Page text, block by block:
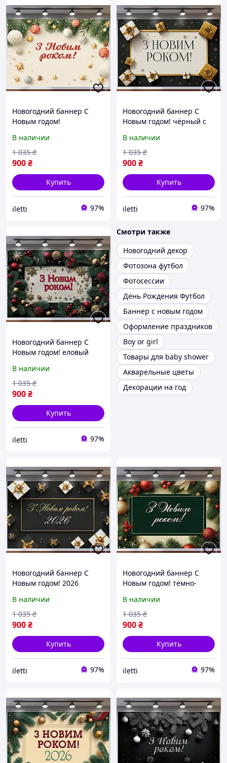
Новогодний баннер С
Новым годом!
красными акцентами
№46303
В наличии
900₴
1 035 ₴
Купить
iletti 97%
Новогодний баннер С
Новым годом! чёрный с
№46305
В наличии
900₴
1 035 ₴
Купить
iletti 97%
Новогодний баннер С
Новым годом! еловый
В наличии
900₴
1 035 ₴
Купить
iletti 97%
Смотри также
Новогодний декор
Фотозона футбол
Фотосессии
День Рождения Футбол
Баннер с новым годом
Оформление праздников
Boy or girl
Товары для baby shower
Акварельные цветы
Декорации на год
Новогодний баннер С
Новым годом! 2026
декором №46307
В наличии
900₴
1 035 ₴
Купить
iletti 97%
Новогодний баннер С
Новым годом! тёмно-
игрушками №46308
В наличии
900₴
1 035 ₴
Купить
iletti 97%